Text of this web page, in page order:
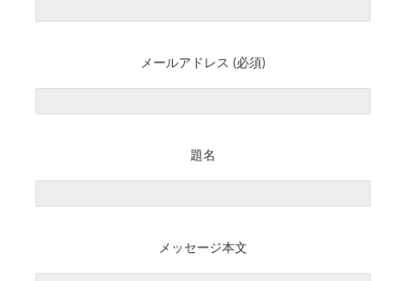
メールアドレス (必須)
題名
メッセージ本文